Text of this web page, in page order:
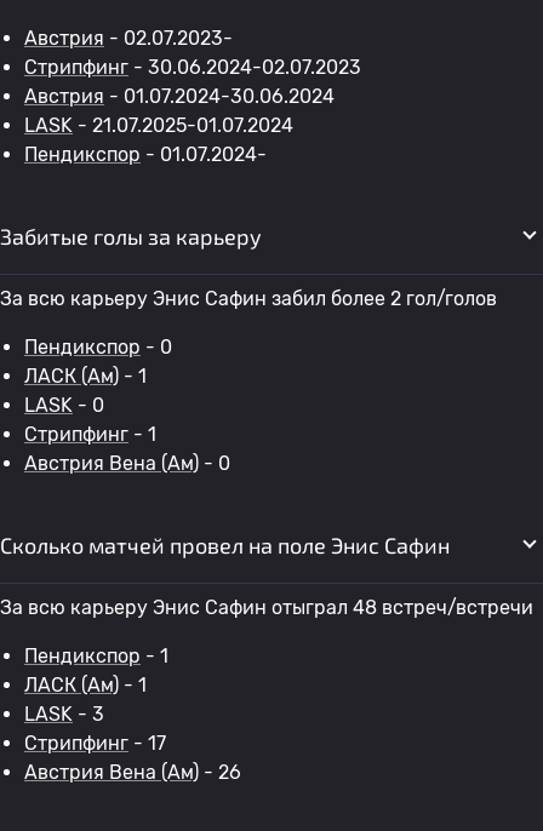
Австрия - 02.07.2023-
Стрипфинг - 30.06.2024-02.07.2023
Австрия - 01.07.2024-30.06.2024
LASK - 21.07.2025-01.07.2024
Пендикспор - 01.07.2024-
Забитые голы за карьеру
За всю карьеру Энис Сафин забил более 2 гол/голов
Пендикспор - 0
ЛАСК (Ам) - 1
LASK - 0
Стрипфинг - 1
Австрия Вена (Ам) - 0
Сколько матчей провел на поле Энис Сафин
За всю карьеру Энис Сафин отыграл 48 встреч/встречи
Пендикспор - 1
ЛАСК (Ам) - 1
LASK - 3
Стрипфинг - 17
Австрия Вена (Ам) - 26